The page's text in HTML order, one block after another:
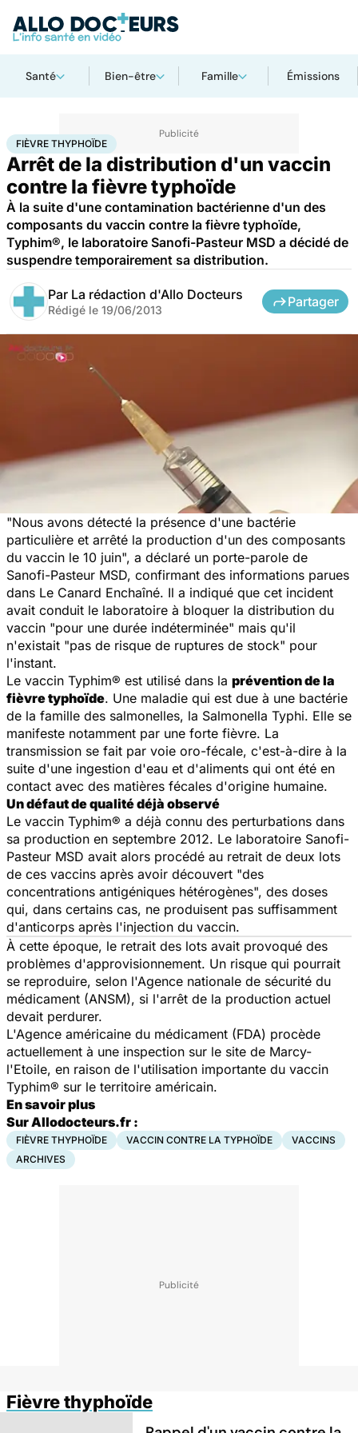
Santé Bien-être Famille Émissions
AccueilSantéMédicaments Fièvre thyphoïde
FIÈVRE THYPHOÏDE
Arrêt de la distribution d'un vaccin
contre la fièvre typhoïde
À la suite d'une contamination bactérienne d'un des
composants du vaccin contre la fièvre typhoïde,
Typhim®, le laboratoire Sanofi-Pasteur MSD a décidé de
suspendre temporairement sa distribution.
Par La rédaction d'Allo Docteurs
Rédigé le 19/06/2013
Partager
"Nous avons détecté la présence d'une bactérie
particulière et arrêté la production d'un des composants
du vaccin le 10 juin", a déclaré un porte-parole de
Sanofi-Pasteur MSD, confirmant des informations parues
dans Le Canard Enchaîné. Il a indiqué que cet incident
avait conduit le laboratoire à bloquer la distribution du
vaccin "pour une durée indéterminée" mais qu'il
n'existait "pas de risque de ruptures de stock" pour
l'instant.
Le vaccin Typhim® est utilisé dans la prévention de la
fièvre typhoïde. Une maladie qui est due à une bactérie
de la famille des salmonelles, la Salmonella Typhi. Elle se
manifeste notamment par une forte fièvre. La
transmission se fait par voie oro-fécale, c'est-à-dire à la
suite d'une ingestion d'eau et d'aliments qui ont été en
contact avec des matières fécales d'origine humaine.
Un défaut de qualité déjà observé
Le vaccin Typhim® a déjà connu des perturbations dans
sa production en septembre 2012. Le laboratoire Sanofi-
Pasteur MSD avait alors procédé au retrait de deux lots
de ces vaccins après avoir découvert "des
concentrations antigéniques hétérogènes", des doses
qui, dans certains cas, ne produisent pas suffisamment
d'anticorps après l'injection du vaccin.
À cette époque, le retrait des lots avait provoqué des
problèmes d'approvisionnement. Un risque qui pourrait
se reproduire, selon l'Agence nationale de sécurité du
médicament (ANSM), si l'arrêt de la production actuel
devait perdurer.
L'Agence américaine du médicament (FDA) procède
actuellement à une inspection sur le site de Marcy-
l'Etoile, en raison de l'utilisation importante du vaccin
Typhim® sur le territoire américain.
En savoir plus
Sur Allodocteurs.fr :
FIÈVRE THYPHOÏDE VACCIN CONTRE LA TYPHOÏDE
VACCINS
ARCHIVES
Fièvre thyphoïde